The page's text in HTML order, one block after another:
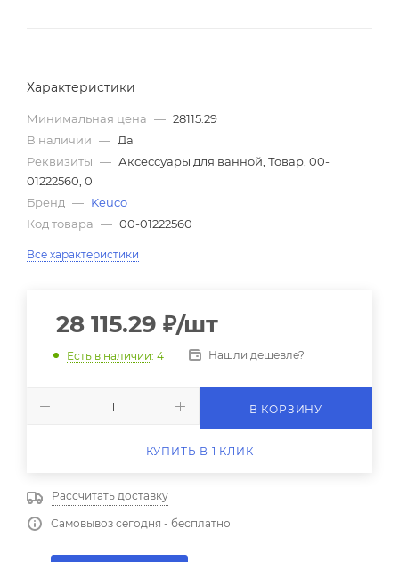
Характеристики
Минимальная цена — 28115.29
В наличии — Да
Реквизиты — Аксессуары для ванной, Товар, 00-
01222560, 0
Бренд — Keuco
Код товара — 00-01222560
Все характеристики
28 115.29 ₽/шт
Есть в наличии: 4 Нашли дешевле?
В КОРЗИНУ
КУПИТЬ В 1 КЛИК
Рассчитать доставку
Самовывоз сегодня - бесплатно